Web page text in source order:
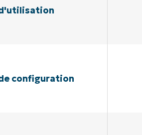
configuration